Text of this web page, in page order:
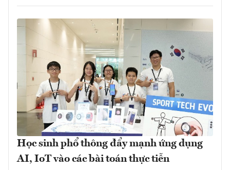
Học sinh phổ thông đẩy mạnh ứng dụng
AI, IoT vào các bài toán thực tiễn